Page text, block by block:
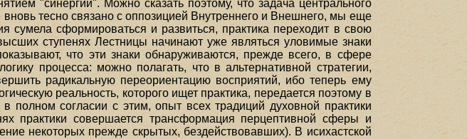
"синергии". Можно сказать поэтому, что задача центрального
вновь тесно связано с оппозицией Внутреннего и Внешнего, мы еще
сформироваться и развиться, практика переходит в свою
ступенях Лестницы начинают уже являться уловимые знаки
что эти знаки обнаруживаются, прежде всего, в сфере
процесса: можно полагать, что в альтернативной стратегии,
радикальную переориентацию восприятий, ибо теперь ему
реальность, которого ищет практика, передается поэтому в
полном согласии с этим, опыт всех традиций духовной практики
практики совершается трансформация перцептивной сферы и
некоторых прежде скрытых, бездействовавших). В исихастской